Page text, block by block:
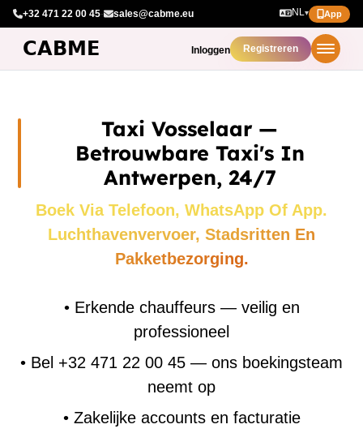
+32 471 22 00 45· sales@cabme.eu NL▾ App
Inloggen Registreren
Taxi Vosselaar —
Betrouwbare Taxi's In
Antwerpen, 24/7
Boek Via Telefoon, WhatsApp Of App.
Luchthavenvervoer, Stadsritten En
Pakketbezorging.
• Erkende chauffeurs — veilig en
professioneel
• Bel +32 471 22 00 45 — ons boekingsteam
neemt op
• Zakelijke accounts en facturatie